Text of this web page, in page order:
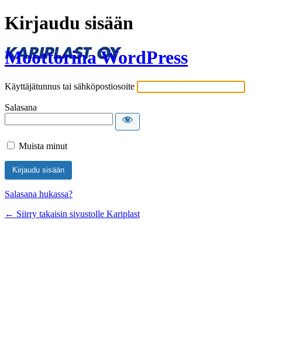
Kirjaudu sisään
Moottorina WordPress
Käyttäjätunnus tai sähköpostiosoite
Salasana
Muista minut
Salasana hukassa?
← Siirry takaisin sivustolle Kariplast